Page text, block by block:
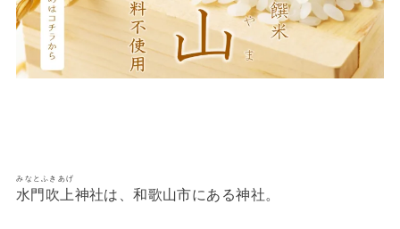
水門吹上
みなとふきあげ
神社は、和歌山市にある神社。